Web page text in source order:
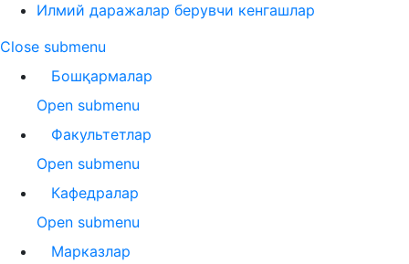
Илмий даражалар берувчи кенгашлар
Close submenu
Бошқармалар
Open submenu
Факультетлар
Open submenu
Кафедралар
Open submenu
Марказлар